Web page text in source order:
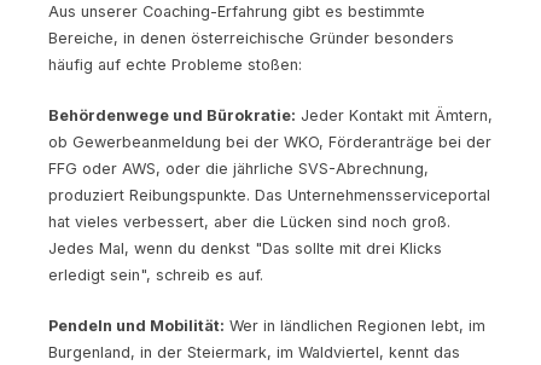
Aus unserer Coaching-Erfahrung gibt es bestimmte
Bereiche, in denen österreichische Gründer besonders
häufig auf echte Probleme stoßen:
Behördenwege und Bürokratie: Jeder Kontakt mit Ämtern,
ob Gewerbeanmeldung bei der WKO, Förderanträge bei der
FFG oder AWS, oder die jährliche SVS-Abrechnung,
produziert Reibungspunkte. Das Unternehmensserviceportal
hat vieles verbessert, aber die Lücken sind noch groß.
Jedes Mal, wenn du denkst "Das sollte mit drei Klicks
erledigt sein", schreib es auf.
Pendeln und Mobilität: Wer in ländlichen Regionen lebt, im
Burgenland, in der Steiermark, im Waldviertel, kennt das